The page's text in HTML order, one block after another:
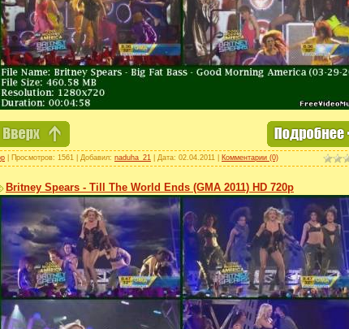
| Просмотров: 1561 | Добавил: naduha_21 | Дата: 02.04.2011 Комментарии (0)
Britney Spears - Till The World Ends (GMA 2011) HD 720p